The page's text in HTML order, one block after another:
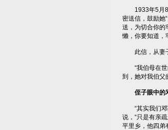
1933年5月8
密送信，鼓励她
送，为切合你
懒，你要知道，
此信，从妻子
“我伯母在世
到，她对我伯父
侄子眼中的
“其实我们邓
说，“只是有亲
平里乡，他四弟